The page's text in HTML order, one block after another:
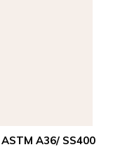
A36/ SS400